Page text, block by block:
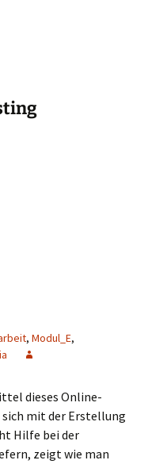
, Modul_E,
dieses Online-
mit der Erstellung
Hilfe bei der
zeigt wie man